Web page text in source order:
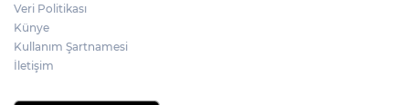
Veri Politikası
Künye
Kullanım Şartnamesi
İletişim